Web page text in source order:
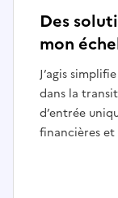
Des
mon
J’agis
dans la
d’entrée
financières et